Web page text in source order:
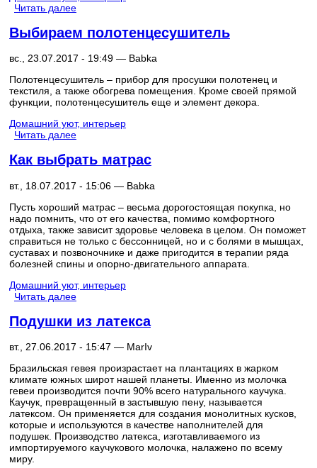
Читать далее
Выбираем полотенцесушитель
вс., 23.07.2017 - 19:49 — Babka
Полотенцесушитель – прибор для просушки полотенец и
текстиля, а также обогрева помещения. Кроме своей прямой
функции, полотенцесушитель еще и элемент декора.
Домашний уют, интерьер
Читать далее
Как выбрать матрас
вт., 18.07.2017 - 15:06 — Babka
Пусть хороший матрас – весьма дорогостоящая покупка, но
надо помнить, что от его качества, помимо комфортного
отдыха, также зависит здоровье человека в целом. Он поможет
справиться не только с бессонницей, но и с болями в мышцах,
суставах и позвоночнике и даже пригодится в терапии ряда
болезней спины и опорно-двигательного аппарата.
Домашний уют, интерьер
Читать далее
Подушки из латекса
вт., 27.06.2017 - 15:47 — MarIv
Бразильская гевея произрастает на плантациях в жарком
климате южных широт нашей планеты. Именно из молочка
гевеи производится почти 90% всего натурального каучука.
Каучук, превращенный в застывшую пену, называется
латексом. Он применяется для создания монолитных кусков,
которые и используются в качестве наполнителей для
подушек. Производство латекса, изготавливаемого из
импортируемого каучукового молочка, налажено по всему
миру.